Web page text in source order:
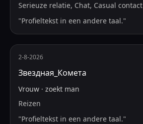
Serieuze relatie, Chat, Casual contact
"Profieltekst in een andere taal."
2-8-2026
Звездная_Комета
Vrouw · zoekt man
Reizen
"Profieltekst in een andere taal."